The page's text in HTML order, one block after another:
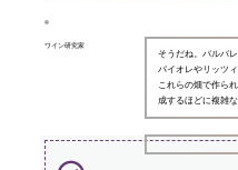
ワイン研究家
そうだね。バルバ
パイオレやリッツ
これらの畑で作ら
成するほどに複雑